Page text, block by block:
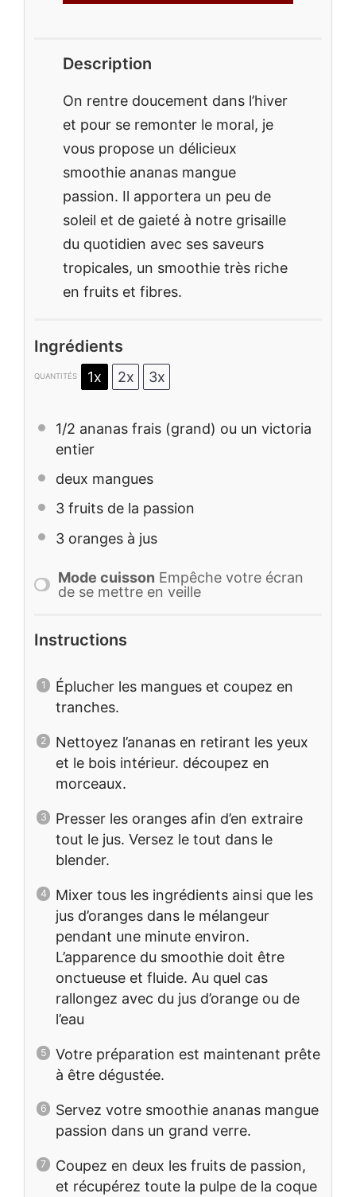
Description
On rentre doucement dans l’hiver
et pour se remonter le moral, je
vous propose un délicieux
smoothie ananas mangue
passion. Il apportera un peu de
soleil et de gaieté à notre grisaille
du quotidien avec ses saveurs
tropicales, un smoothie très riche
en fruits et fibres.
Ingrédients
QUANTITÉS 1x 2x 3x
1/2 ananas frais (grand) ou un victoria
entier
deux mangues
3 fruits de la passion
3 oranges à jus
Mode cuisson Empêche votre écran
de se mettre en veille
Instructions
Éplucher les mangues et coupez en
tranches.
Nettoyez l’ananas en retirant les yeux
et le bois intérieur. découpez en
morceaux.
Presser les oranges afin d’en extraire
tout le jus. Versez le tout dans le
blender.
Mixer tous les ingrédients ainsi que les
jus d’oranges dans le mélangeur
pendant une minute environ.
L’apparence du smoothie doit être
onctueuse et fluide. Au quel cas
rallongez avec du jus d’orange ou de
l’eau
Votre préparation est maintenant prête
à être dégustée.
Servez votre smoothie ananas mangue
passion dans un grand verre.
Coupez en deux les fruits de passion,
et récupérez toute la pulpe de la coque